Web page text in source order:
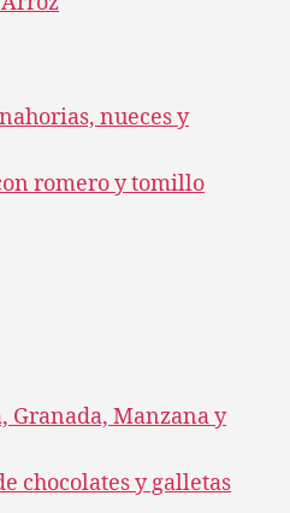
nueces y
romero y tomillo
Granada, Manzana y
chocolates y galletas